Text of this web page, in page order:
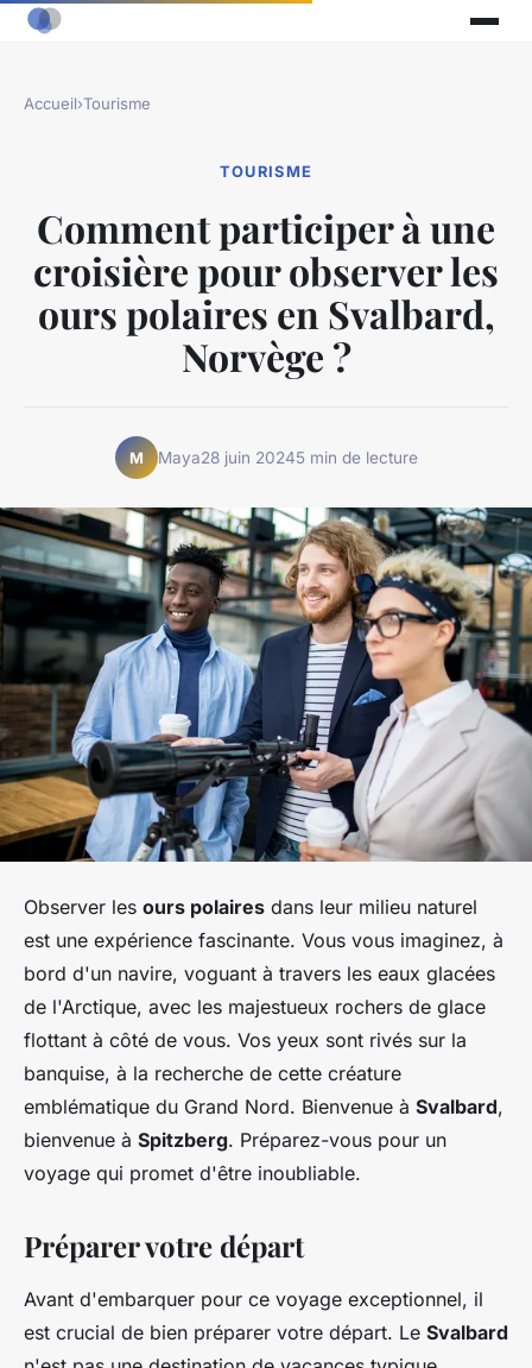
Accueil›Tourisme
TOURISME
Comment participer à une
croisière pour observer les
ours polaires en Svalbard,
Norvège ?
M Maya28 juin 20245 min de lecture
Observer les ours polaires dans leur milieu naturel
est une expérience fascinante. Vous vous imaginez, à
bord d'un navire, voguant à travers les eaux glacées
de l'Arctique, avec les majestueux rochers de glace
flottant à côté de vous. Vos yeux sont rivés sur la
banquise, à la recherche de cette créature
emblématique du Grand Nord. Bienvenue à Svalbard,
bienvenue à Spitzberg. Préparez-vous pour un
voyage qui promet d'être inoubliable.
Préparer votre départ
Avant d'embarquer pour ce voyage exceptionnel, il
est crucial de bien préparer votre départ. Le Svalbard